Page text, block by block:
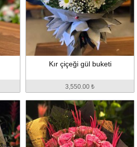
Kır çiçeği gül buketi
3,550.00 ₺